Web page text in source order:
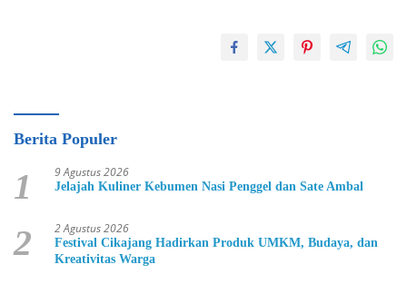
Berita Populer
1 9 Agustus 2026
Jelajah Kuliner Kebumen Nasi Penggel dan Sate Ambal
2 2 Agustus 2026
Festival Cikajang Hadirkan Produk UMKM, Budaya, dan
Kreativitas Warga